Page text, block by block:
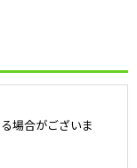
場合がございま